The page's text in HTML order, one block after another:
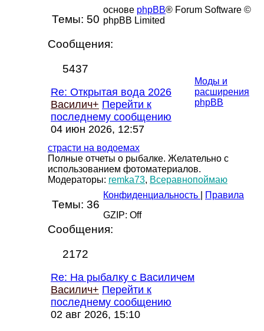
Темы: 50
Сообщения:
5437
Re: Открытая вода 2026
Василич+ Перейти к
последнему сообщению
04 июн 2026, 12:57
страсти на водоемах
Полные отчеты о рыбалке. Желательно с
использованием фотоматериалов.
Модераторы: remka73, Всеравнопоймаю
Темы: 36
Сообщения:
2172
Re: На рыбалку с Василичем
Василич+ Перейти к
последнему сообщению
02 авг 2026, 15:10
основе phpBB® Forum Software ©
phpBB Limited
Моды и
расширения
phpBB
Конфиденциальность
Правила
GZIP: Off